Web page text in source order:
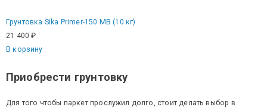
Грунтовка Sika Primer-150 MB (10 кг)
21 400₽
В корзину
Приобрести грунтовку
Для того чтобы паркет прослужил долго, стоит делать выбор в